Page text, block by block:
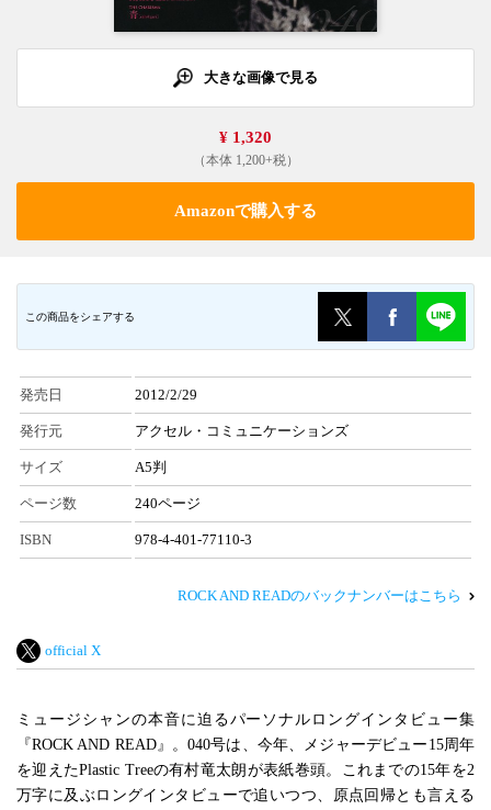
大きな画像で見る
¥ 1,320
（本体 1,200+税）
Amazonで購入する
この商品をシェアする
発売日 2012/2/29
発行元 アクセル・コミュニケーションズ
サイズ A5判
ページ数 240ページ
ISBN 978-4-401-77110-3
ROCK AND READのバックナンバーはこちら
official X
ミュージシャンの本音に迫るパーソナルロングインタビュー集
『ROCK AND READ』。040号は、今年、メジャーデビュー15周年
を迎えたPlastic Treeの有村竜太朗が表紙巻頭。これまでの15年を2
万字に及ぶロングインタビューで追いつつ、原点回帰とも言える